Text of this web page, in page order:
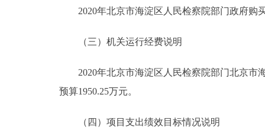
2020年北京市海淀区人民检察院部门政府购买
（三）机关运行经费说明
2020年北京市海淀区人民检察院部门北京市
预算1950.25万元。
（四）项目支出绩效目标情况说明